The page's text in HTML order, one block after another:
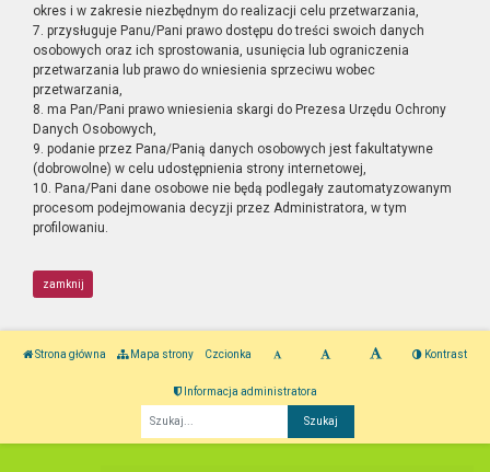
okres i w zakresie niezbędnym do realizacji celu przetwarzania,
7. przysługuje Panu/Pani prawo dostępu do treści swoich danych
osobowych oraz ich sprostowania, usunięcia lub ograniczenia
przetwarzania lub prawo do wniesienia sprzeciwu wobec
przetwarzania,
8. ma Pan/Pani prawo wniesienia skargi do Prezesa Urzędu Ochrony
Danych Osobowych,
9. podanie przez Pana/Panią danych osobowych jest fakultatywne
(dobrowolne) w celu udostępnienia strony internetowej,
10. Pana/Pani dane osobowe nie będą podlegały zautomatyzowanym
procesom podejmowania decyzji przez Administratora, w tym
profilowaniu.
zamknij
Strona główna Mapa strony Czcionka Kontrast
Informacja administratora